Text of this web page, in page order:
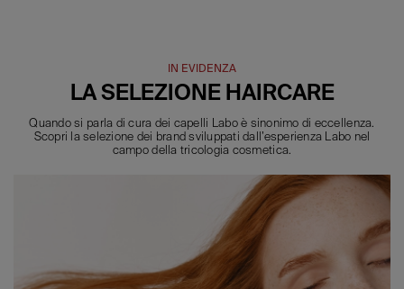
IN EVIDENZA
LA SELEZIONE HAIRCARE
Quando si parla di cura dei capelli Labo è sinonimo di eccellenza.
Scopri la selezione dei brand sviluppati dall’esperienza Labo nel
campo della tricologia cosmetica.